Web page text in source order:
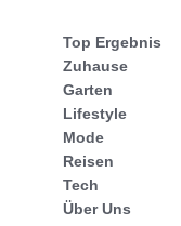
Top Ergebnis
Zuhause
Garten
Lifestyle
Mode
Reisen
Tech
Über Uns